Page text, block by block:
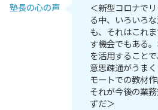
塾長の心の声
＜新型コロナで
る中、いろいろ
も、それはこれ
す機会でもある
を活用すること
意思疎通がうま
モートでの教材作
それが今後の業
ずだ＞